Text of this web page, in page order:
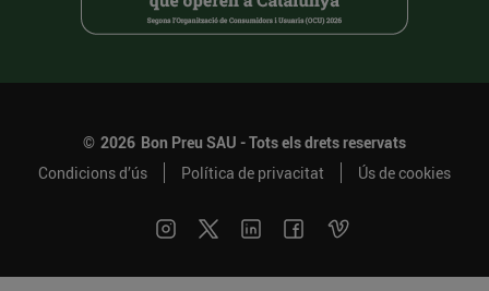
© 2026 Bon Preu SAU - Tots els drets reservats
Condicions d’ús
Política de privacitat Ús de cookies